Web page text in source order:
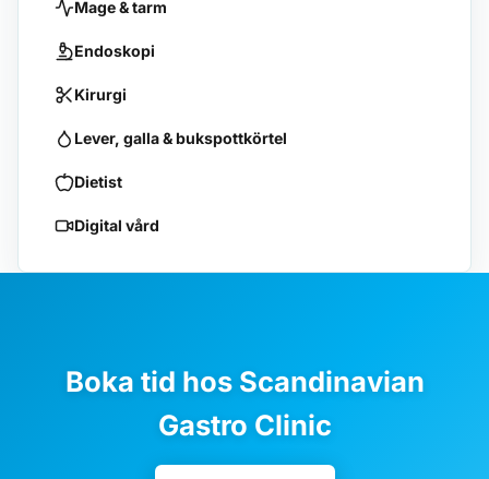
Mage & tarm
Endoskopi
Kirurgi
Lever, galla & bukspottkörtel
Dietist
Digital vård
Boka tid hos Scandinavian
Gastro Clinic